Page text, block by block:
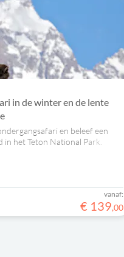
in de winter en de lente
en beleef een
in het Teton National Park.
vanaf:
€ 139,00